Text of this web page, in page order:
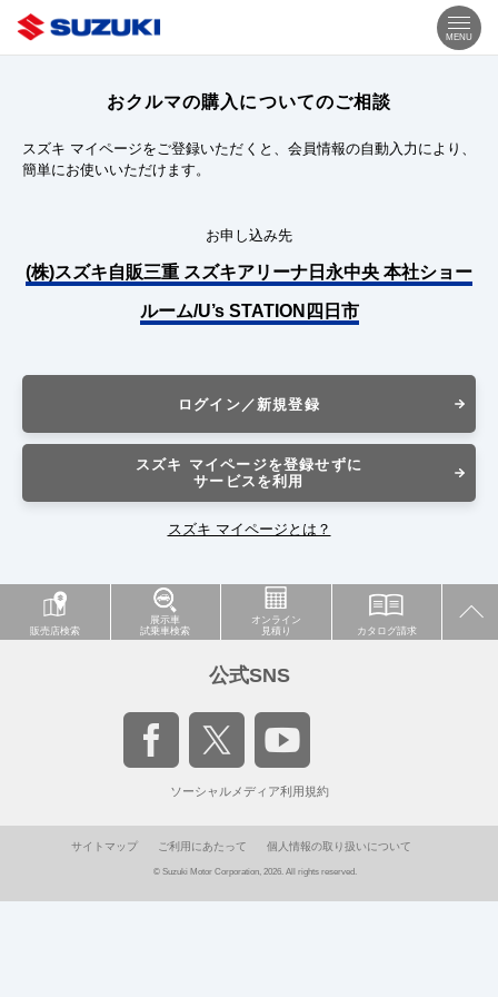
MENU
おクルマの購入についてのご相談
スズキ マイページをご登録いただくと、会員情報の自動入力により、
簡単にお使いいただけます。
お申し込み先
(株)スズキ自販三重 スズキアリーナ日永中央 本社ショー
ルーム/U’s STATION四日市
ログイン／新規登録
スズキ マイページを登録せずに
サービスを利用
スズキ マイページとは？
販売店検索
展示車
試乗車検索
オンライン
見積り
カタログ請求
公式SNS
ソーシャルメディア利用規約
サイトマップ ご利用にあたって 個人情報の取り扱いについて
© Suzuki Motor Corporation, 2026. All rights reserved.